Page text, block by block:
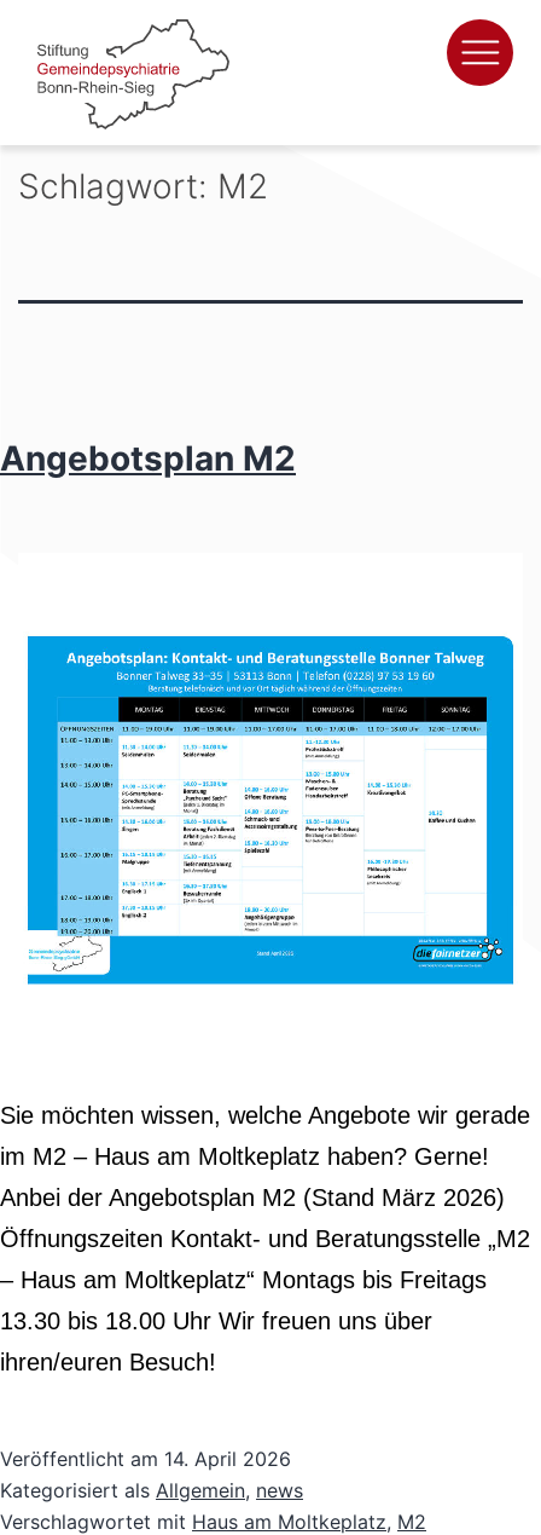
Inhalt
springen
Schlagwort: M2
Angebotsplan M2
Sie möchten wissen, welche Angebote wir gerade
im M2 – Haus am Moltkeplatz haben? Gerne!
Anbei der Angebotsplan M2 (Stand März 2026)
Öffnungszeiten Kontakt- und Beratungsstelle „M2
– Haus am Moltkeplatz“ Montags bis Freitags
13.30 bis 18.00 Uhr Wir freuen uns über
ihren/euren Besuch!
Veröffentlicht am 14. April 2026
Kategorisiert als Allgemein, news
Verschlagwortet mit Haus am Moltkeplatz, M2